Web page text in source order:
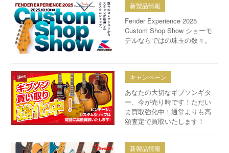
新製品情報
Fender Experience 2025
Custom Shop Show ショーモ
デルならではの珠玉の数々。
キャンペーン
あなたの大切なギブソンギタ
ー、今が売り時です！ただい
ま買取強化中！通常よりも高
額査定で買取いたします！
新製品情報